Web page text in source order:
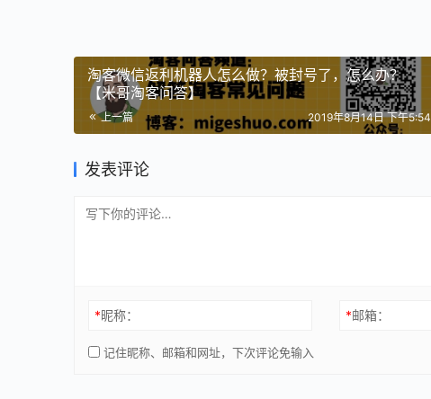
淘客微信返利机器人怎么做？被封号了，怎么办？
【米哥淘客问答】
上一篇 2019年8月14日 下午5:54
发表评论
*昵称： *邮箱：
记住昵称、邮箱和网址，下次评论免输入